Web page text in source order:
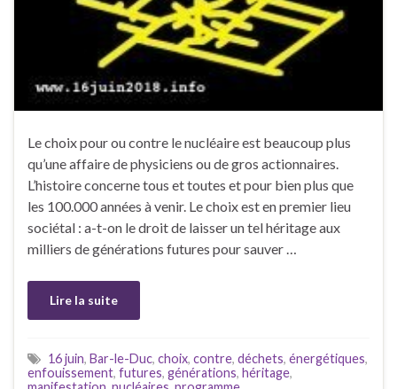
Le choix pour ou contre le nucléaire est beaucoup plus
qu’une affaire de physiciens ou de gros actionnaires.
L’histoire concerne tous et toutes et pour bien plus que
les 100.000 années à venir. Le choix est en premier lieu
sociétal : a-t-on le droit de laisser un tel héritage aux
milliers de générations futures pour sauver …
Lire la suite
16 juin, Bar-le-Duc, choix, contre, déchets, énergétiques,
enfouissement, futures, générations, héritage,